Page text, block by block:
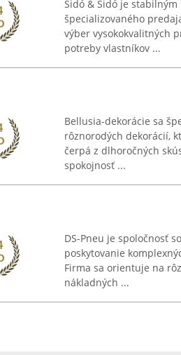
Sidó & Sidó je
špecializovaného
výber vysokokvalitných
potreby vlastníkov ...
Bellusia-dekorácie sa
rôznorodých dekorácií,
čerpá z dlhoročných
spokojnosť ...
DS-Pneu je spoločnosť
poskytovanie
Firma sa orientuje na
nákladných ...